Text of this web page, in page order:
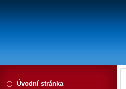
Úvodní stránka